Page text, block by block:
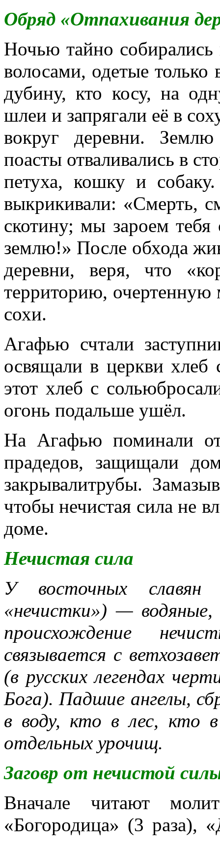
Обряд «Отпахивания
Ночью тайно
волосами, одетые
дубину, кто косу, на
шлеи и запрягали её в
вокруг деревни.
поасты отваливались в
петуха, кошку и
выкрикивали: «Смерть,
скотину; мы зароем
землю!» После обхода
деревни, веря, что
территорию,
сохи.
Агафью счтали
освящали в церкви хлеб
этот хлеб с
огонь подальше ушёл.
На Агафью поминали
прадедов, защищали
закрывалитрубы.
чтобы нечистая сила не
доме.
Нечистая сила
У восточных славян
«нечистки») —
происхождение
связывается с
(в русских легендах
Бога). Падшие ангелы,
в воду, кто в лес, кто
отдельных урочищ.
Заговр от нечистой
Вначале читают
«Богородица» (3 раза),